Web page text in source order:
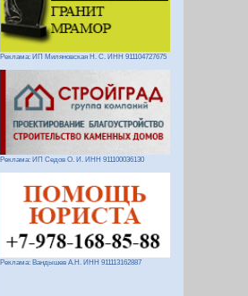
Реклама: ИП Миляновская Н. С. ИНН 911104727675
Реклама: ИП Седов О. И. ИНН 911100036130
Реклама: Вандышев А.Н. ИНН 911113162887